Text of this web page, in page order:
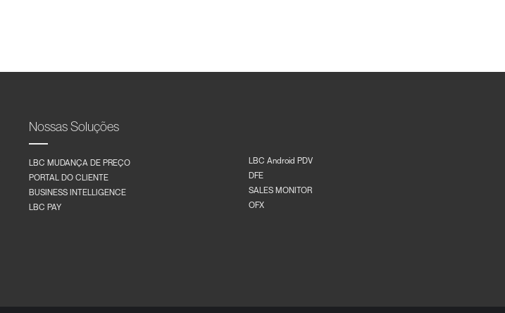
Nossas Soluções
LBC MUDANÇA DE PREÇO
PORTAL DO CLIENTE
BUSINESS INTELLIGENCE
LBC PAY
LBC Android PDV
DFE
SALES MONITOR
OFX